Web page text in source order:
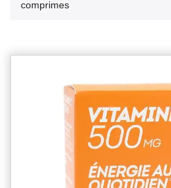
comprimes